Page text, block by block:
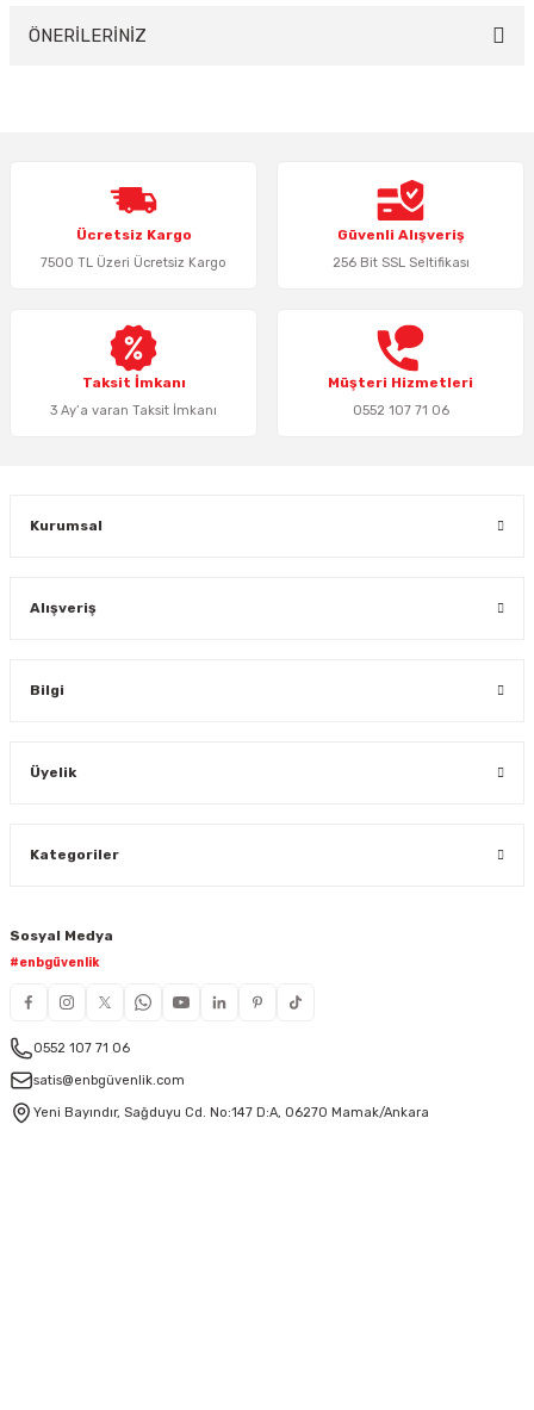
ÖNERİLERİNİZ
Ürün resmi kalitesiz, bozuk veya görüntülenemiyor.
Ürün açıklamasında eksik bilgiler bulunuyor.
Ürün bilgilerinde hatalar bulunuyor.
Bu ürüne benzer farklı alternatifler olmalı.
Ücretsiz Kargo
7500 TL Üzeri Ücretsiz Kargo
Güvenli Alışveriş
256 Bit SSL Seltifikası
Taksit İmkanı
3 Ay’a varan Taksit İmkanı
Müşteri Hizmetleri
0552 107 71 06
Kurumsal
Alışveriş
Bilgi
Üyelik
Kategoriler
Sosyal Medya
#enbgüvenlik
0552 107 71 06
satis@enbgüvenlik.com
Yeni Bayındır, Sağduyu Cd. No:147 D:A, 06270 Mamak/Ankara